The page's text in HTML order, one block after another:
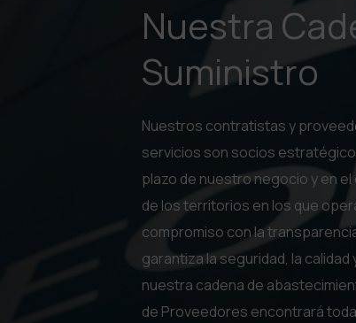
Nuestra
Suministro
Nuestros contratistas y
servicios son socios
plazo de nuestro negocio y en
de los territorios en los que
compromiso con la
garantiza la seguridad, la
nuestra cadena de
de Proveedores encontrará